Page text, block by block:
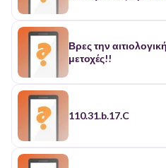
Βρες την
μετοχές!!
110.31.b.17.C